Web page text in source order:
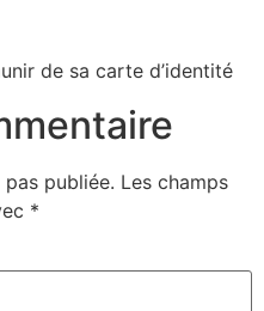
de sa carte d’identité
publiée. Les champs
*